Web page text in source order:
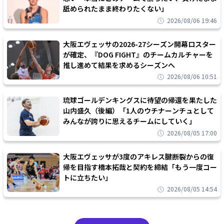
舐められたまま終わりたくない」
2026/08/06 19:46
大阪エヴェッサの2026-27シーズン開幕ロスター
が確定、『DOG FIGHT』のチームカルチャーを
推し進めて結果を求めるシーズンへ
2026/08/06 10:51
琉球ゴールデンキングスに待望の帰還を果たした
山内盛久（後編）「1人のウチナーンチュとして
みんなが誇りに思えるチームにしていく」
2026/08/05 17:00
大阪エヴェッサが3度のアキレス腱断裂からの復
帰を目指す橋本拓哉と契約を締結「もう一度コー
トに立ちたい」
2026/08/05 14:54